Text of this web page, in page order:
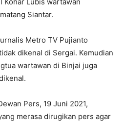
Siantar.
Metro TV Pujianto
dikenal di Sergai. Kemudian
wartawan di Binjai juga
Pers, 19 Juni 2021,
merasa dirugikan pers agar